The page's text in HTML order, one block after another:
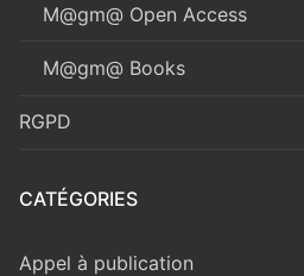
M@gm@ Open Access
M@gm@ Books
RGPD
CATÉGORIES
Appel à publication